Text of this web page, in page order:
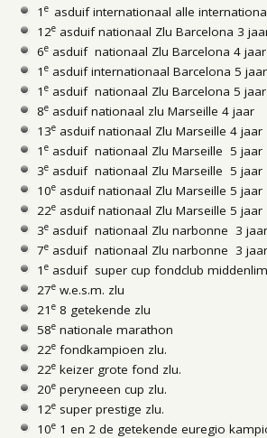
1 e asduif internationaal alle
12easduif nationaal Zlu Barcelona 3
6easduif nationaal Zlu Barcelona 4 jaar
1 easduif internationaal Barcelona 5 jaar
1 easduif nationaal Zlu Barcelona 5 jaar
8easduif nationaal zlu Marseille 4 jaar
13easduif nationaal Zlu Marseille 4 jaar
1 easduif nationaal Zlu Marseille 5 jaar
3easduif nationaal Zlu Marseille 5 jaar
10easduif nationaal Zlu Marseille 5 jaar
22easduif nationaal Zlu Marseille 5 jaar
3easduif nationaal Zlu narbonne 3 jaar
7easduif nationaal Zlu narbonne 3 jaar
1 easduif super cup fondclub
27ew.e.s.m. zlu
21 e8 getekende zlu
58enationale marathon
22efondkampioen zlu.
22ekeizer grote fond zlu.
20eperyneeen cup zlu.
12esuper prestige zlu.
10e1 en 2 de getekende euregio